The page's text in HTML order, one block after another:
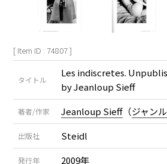
[ Item ID : 74807 ]
タイトル
Les indiscretes.
by Jeanloup Sieff
著者/作家 Jeanloup Sieff （ジャン
出版社 Steidl
発行年 2009年